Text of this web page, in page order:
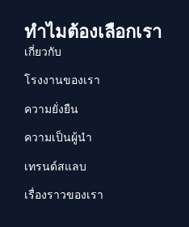
ทำไมต้องเลือกเรา
เกี่ยวกับ
โรงงานของเรา
ความยั่งยืน
ความเป็นผู้นำ
เทรนด์สแลบ
เรื่องราวของเรา